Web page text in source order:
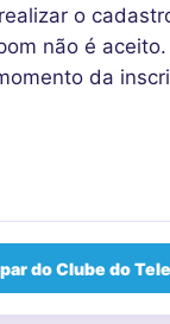
o
não é
da
do Clube do